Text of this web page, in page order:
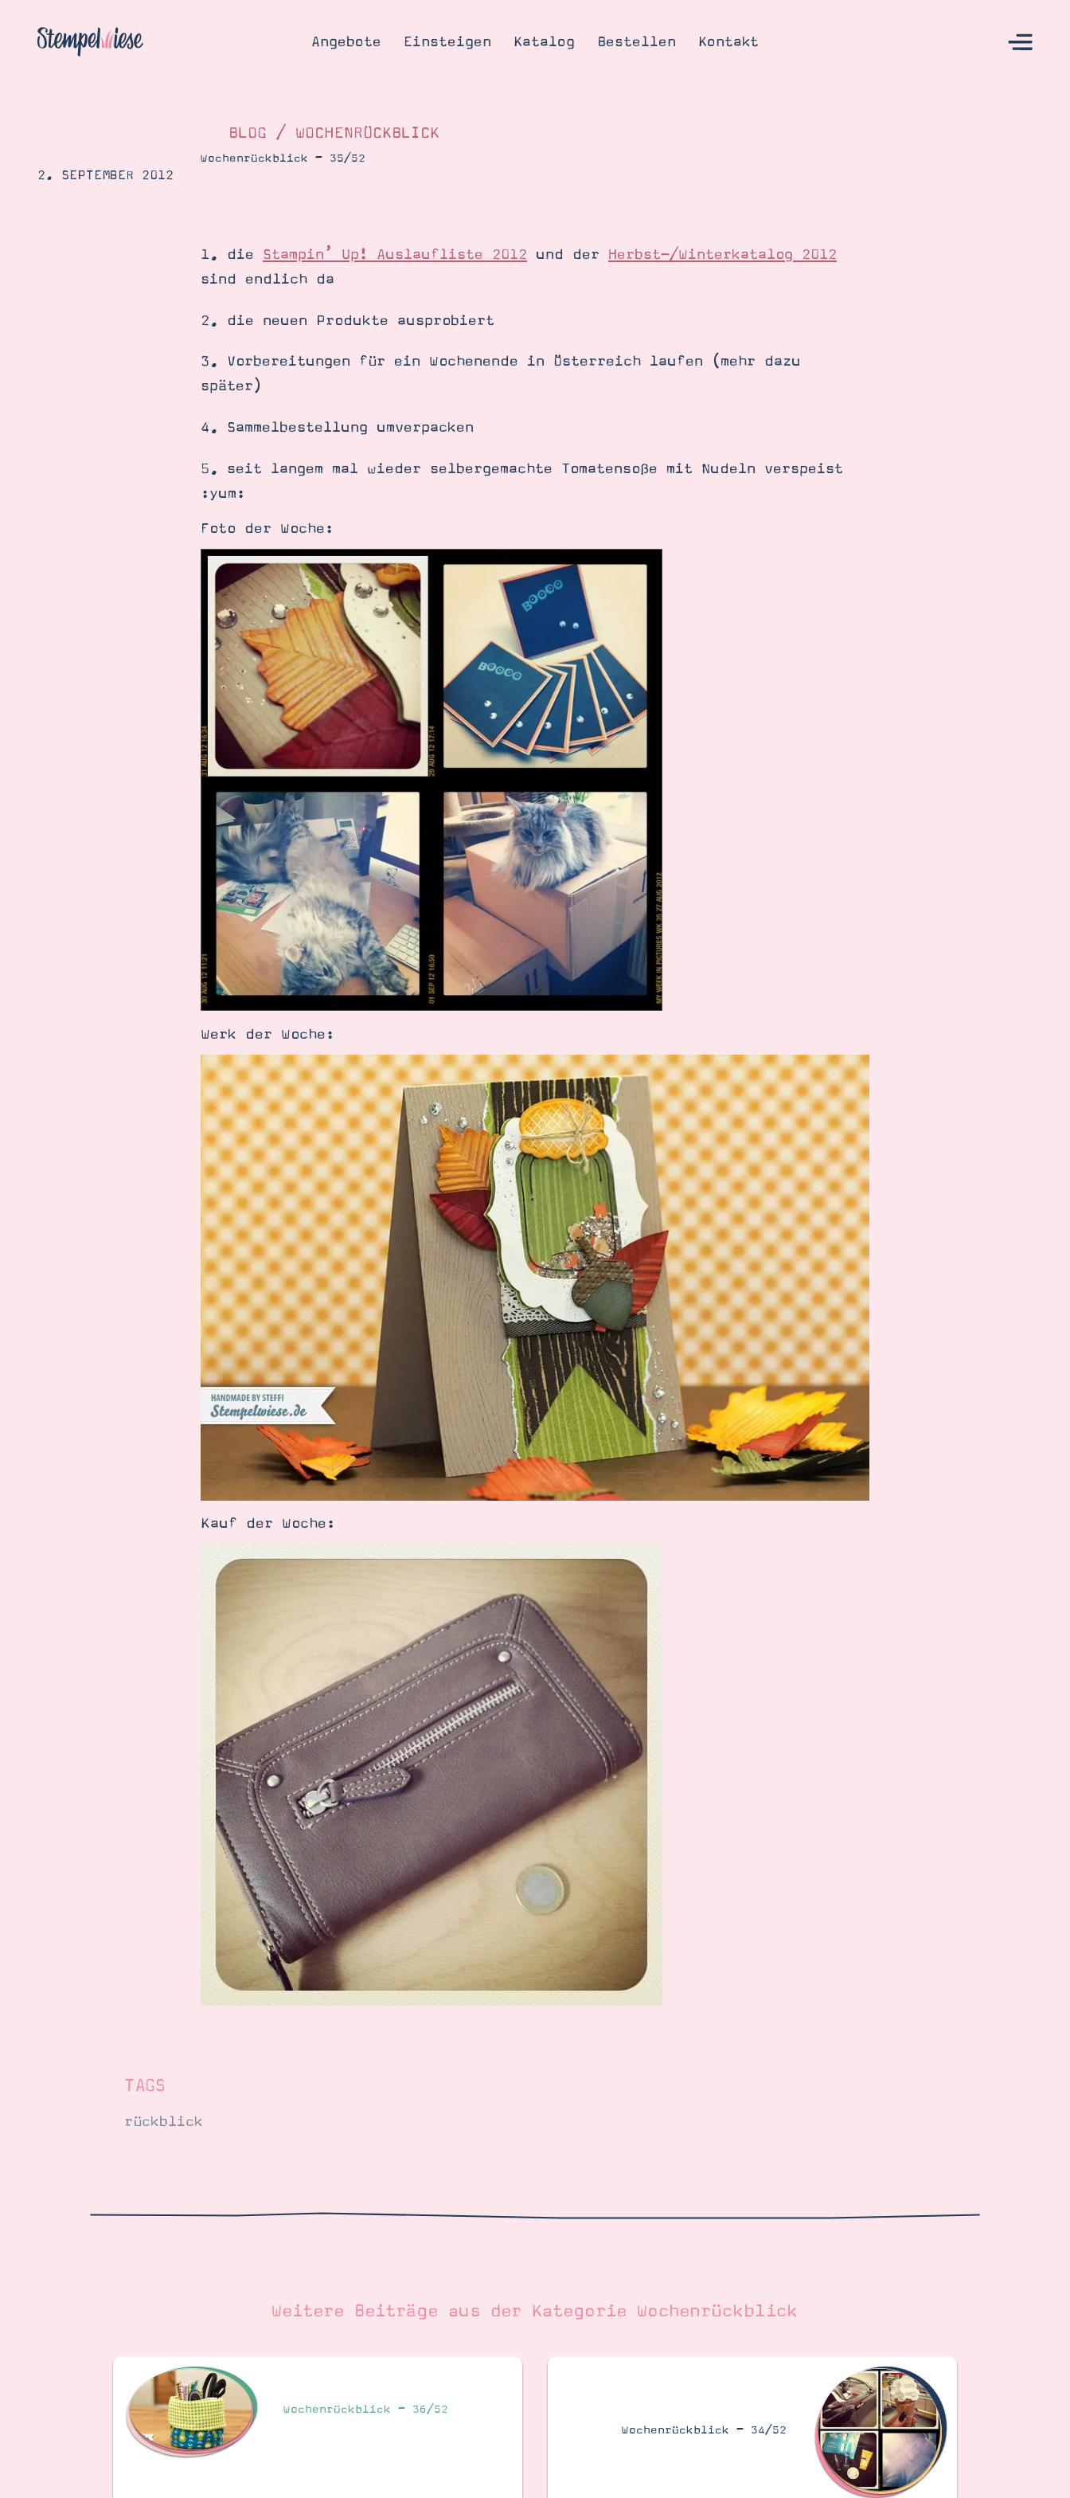
Angebote Einsteigen Katalog Bestellen Kontakt
Blog
Gutscheine
Über mich
Datenschutz
SUCHE
BLOG / WOCHENRÜCKBLICK
Wochenrückblick – 35/52
2. SEPTEMBER 2012
1. die Stampin’ Up! Auslaufliste 2012 und der Herbst-/Winterkatalog 2012
sind endlich da
2. die neuen Produkte ausprobiert
3. Vorbereitungen für ein Wochenende in Österreich laufen (mehr dazu
später)
4. Sammelbestellung umverpacken
5. seit langem mal wieder selbergemachte Tomatensoße mit Nudeln verspeist
:yum:
Foto der Woche:
Werk der Woche:
Kauf der Woche:
TAGS
rückblick
Weitere Beiträge aus der Kategorie Wochenrückblick
Wochenrückblick – 36/52
Wochenrückblick – 34/52